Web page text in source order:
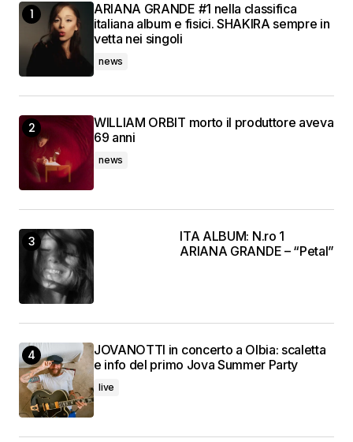
ARIANA GRANDE #1 nella classifica
italiana album e fisici. SHAKIRA sempre in
vetta nei singoli
news
WILLIAM ORBIT morto il produttore aveva
69 anni
news
ITA ALBUM: N.ro 1
ARIANA GRANDE – “Petal”
JOVANOTTI in concerto a Olbia: scaletta
e info del primo Jova Summer Party
live